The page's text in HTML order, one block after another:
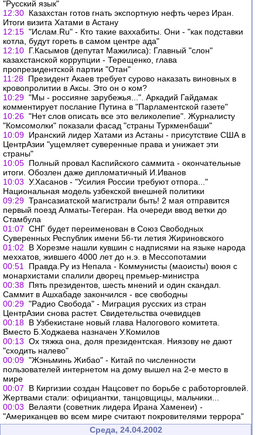
"Русский язык"
12:30 Казахстан готов гнать экспортную нефть через Иран.
Итоги визита Хатами в Астану
12:15 "Ислам.Ru" - Кто такие ваххабиты. Они - "как подставки
котла, будут гореть в самом центре ада"
12:10 Г.Касымов (депутат Мажилиса): Главный "слон"
казахстанской коррупции - Терещенко, глава
пропрезидентской партии "Отан"
11:28 Президент Акаев требует сурово наказать виновных в
кровопролитии в Аксы. Это он о ком?
10:29 "Мы - россияне зарубежья...". Аркадий Гайдамак
комментирует послание Путина в "Парламентской газете"
10:26 "Нет слов описать все это великолепие". Журналисту
"Комсомолки" показали фасад "страны Туркменбаши"
10:09 Иранский лидер Хатами из Астаны - присутствие США в
ЦентрАзии "ущемляет суверенные права и унижает эти
страны"
10:05 Полный провал Каспийского саммита - окончательные
итоги. Обозлен даже дипломатичный И.Иванов
10:03 У.Хасанов - "Усилия России требуют отпора..."
Национальная модель узбекской внешней политики
09:29 Трансазиатской магистрали быть! 2 мая отправится
первый поезд Алматы-Тегеран. На очереди ввод ветки до
Стамбула
01:07 СНГ будет переименован в Союз Свободных
Суверенных Республик имени 56-ти летия Жириновского
01:02
В Хорезме нашли кувшин с надписями на языке народа
меххатов, жившего 4000 лет до н.э. в Мессопотамии
00:51
Правда.Ру из Непала - Коммунисты (маоисты) воюя с
монархистами спалили дворец премьер-министра
00:38 Пять президентов, шесть мнений и один скандал.
Саммит в Ашхабаде закончился - все свободны
00:29 "Радио Свобода" - Миграция русских из стран
ЦентрАзии снова растет. Свидетельства очевидцев
00:18 В Узбекистане новый глава Налогового комитета.
Вместо Б.Ходжаева назначен У.Комилов
00:13 Ох тяжка она, доля президентская. Ниязову не дают
"сходить налево"
00:09 "Жэньминь Жибао" - Китай по численности
пользователей интернетом на дому вышел на 2-е место в
мире
00:07
В Киргизии создан Нацсовет по борьбе с работорговлей.
Жертвами стали: официантки, танцовщицы, мальчики...
00:03
Велаяти (советник лидера Ирана Хаменеи) -
"Американцев во всем мире считают покровителями террора"
Среда, 24.04.2002